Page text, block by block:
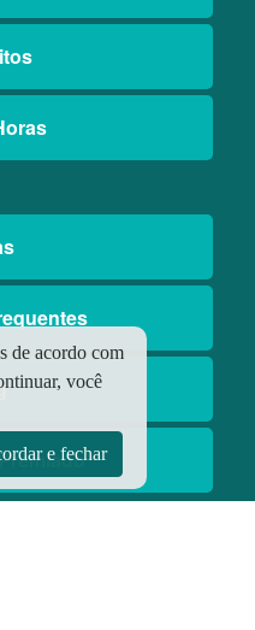
de acordo com
você
e fechar